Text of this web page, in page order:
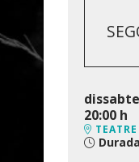
20:00 h